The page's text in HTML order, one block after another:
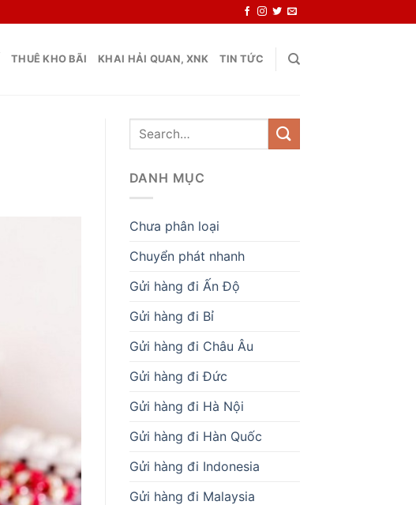
THUÊ KHO BÃI KHAI HẢI QUAN, XNK TIN TỨC
DANH MỤC
Chưa phân loại
Chuyển phát nhanh
Gửi hàng đi Ấn Độ
Gửi hàng đi Bỉ
Gửi hàng đi Châu Âu
Gửi hàng đi Đức
Gửi hàng đi Hà Nội
Gửi hàng đi Hàn Quốc
Gửi hàng đi Indonesia
Gửi hàng đi Malaysia